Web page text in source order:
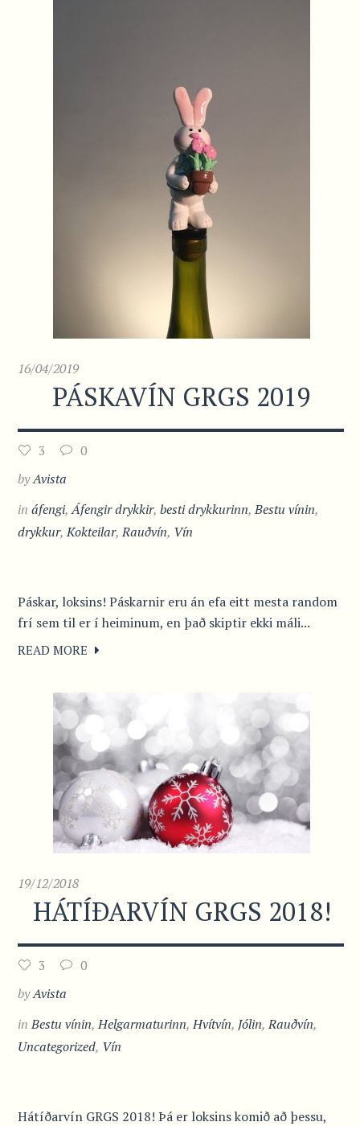
16/04/2019
PÁSKAVÍN GRGS 2019
3 0
byAvista
ináfengi,Áfengir drykkir,besti drykkurinn,Bestu vínin,
drykkur,Kokteilar,Rauðvín, Vín
Páskar, loksins! Páskarnir eru án efa eitt mesta random
frí sem til er í heiminum, en það skiptir ekki máli...
READ MORE
19/12/2018
HÁTÍÐARVÍN GRGS 2018!
3 0
byAvista
inBestu vínin,Helgarmaturinn,Hvítvín, Jólin,Rauðvín,
Uncategorized, Vín
Hátíðarvín GRGS 2018! Þá er loksins komið að þessu,